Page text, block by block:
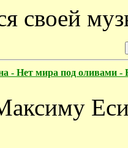
своей
- Нет мира под оливами -